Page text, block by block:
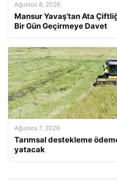
Ağustos 8, 2026
Mansur Yavaş’tan Ata
Bir Gün Geçirmeye Davet
Ağustos 7, 2026
Tarımsal destekleme
yatacak